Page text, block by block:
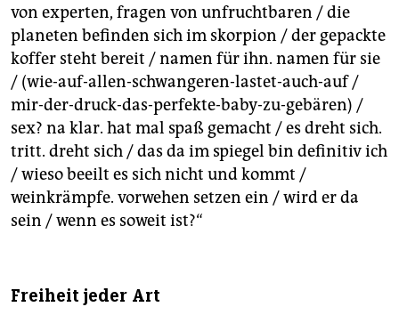
von experten, fragen von unfruchtbaren / die
planeten befinden sich im skorpion / der gepackte
koffer steht bereit / namen für ihn. namen für sie
/ (wie-auf-allen-schwangeren-lastet-auch-auf /
mir-der-druck-das-perfekte-baby-zu-gebären) /
sex? na klar. hat mal spaß gemacht / es dreht sich.
tritt. dreht sich / das da im spiegel bin definitiv ich
/ wieso beeilt es sich nicht und kommt /
weinkrämpfe. vorwehen setzen ein / wird er da
sein / wenn es soweit ist?“
Freiheit jeder Art